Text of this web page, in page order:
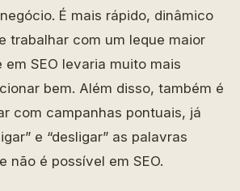
É mais rápido, dinâmico
trabalhar com um leque maior
em SEO levaria muito mais
bem. Além disso, também é
com campanhas pontuais, já
e “desligar” as palavras
não é possível em SEO.